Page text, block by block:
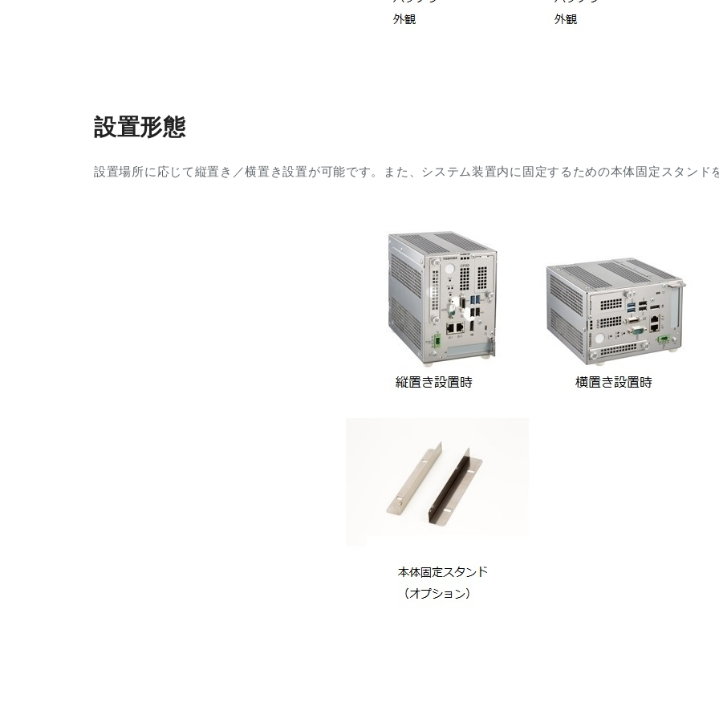
設置形態
設置場所に応じて縦置き／横置き設置が可能です。また、システム装置内に固定するための本体固定スタンド